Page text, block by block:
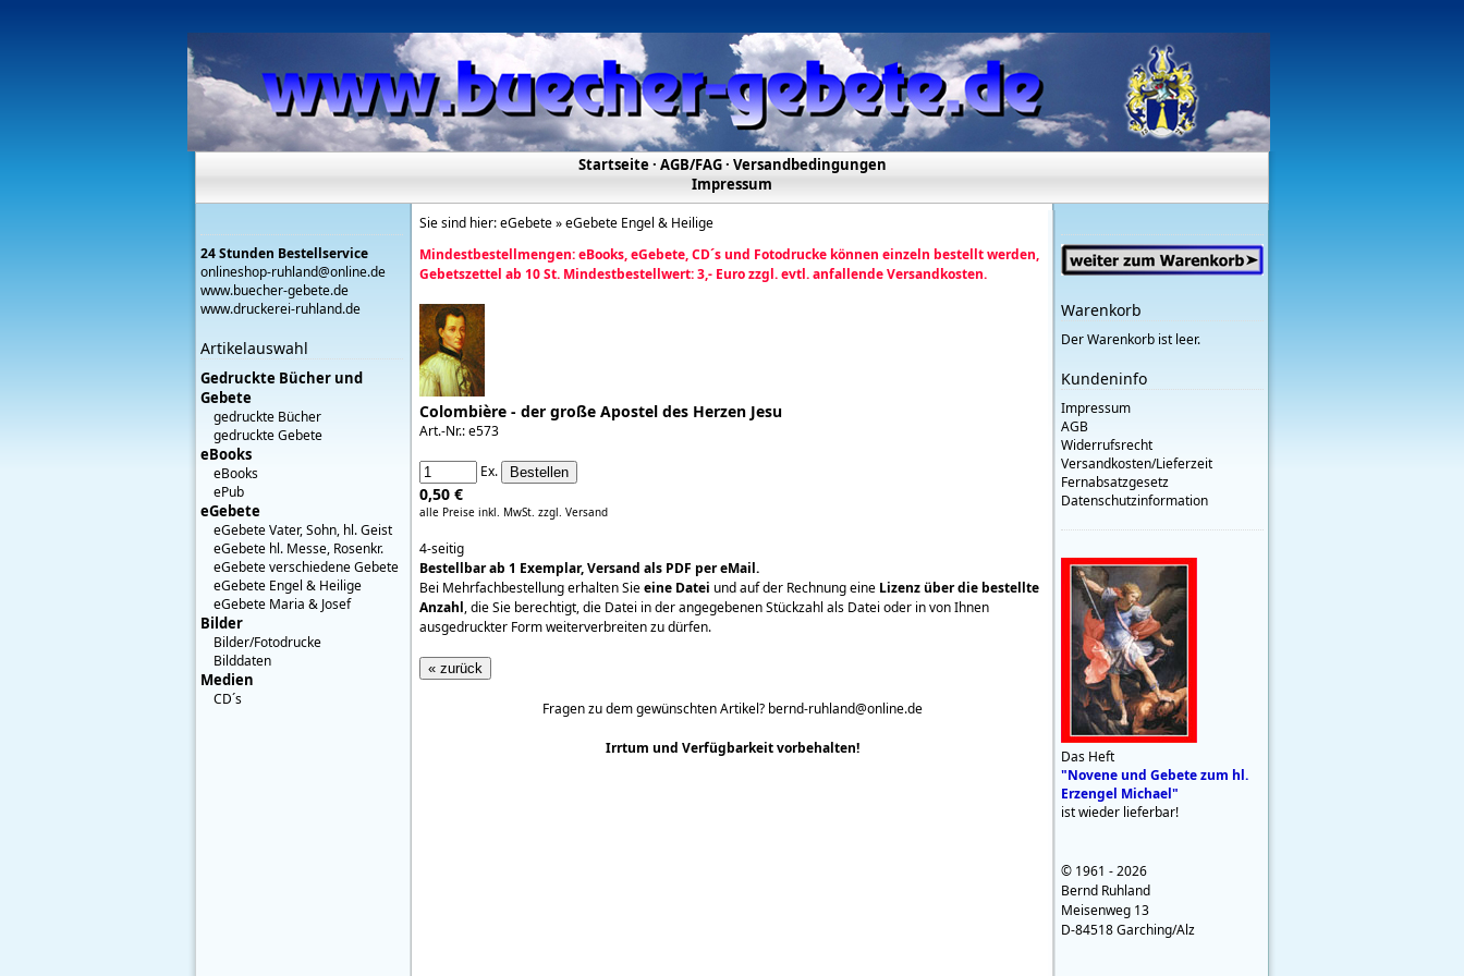
Startseite· AGB/FAG· Versandbedingungen
Impressum
24 Stunden Bestellservice
onlineshop-ruhland@online.de
www.buecher-gebete.de
www.druckerei-ruhland.de
Artikelauswahl
Gedruckte Bücher und
Gebete
gedruckte Bücher
gedruckte Gebete
eBooks
eBooks
ePub
eGebete
eGebete Vater, Sohn, hl. Geist
eGebete hl. Messe, Rosenkr.
eGebete verschiedene Gebete
eGebete Engel & Heilige
eGebete Maria & Josef
Bilder
Bilder/Fotodrucke
Bilddaten
Medien
CD´s
Sie sind hier:eGebete » eGebete Engel & Heilige
Mindestbestellmengen:eBooks, eGebete, CD´s und Fotodrucke können einzeln bestellt werden,
Gebetszettel ab 10 St. Mindestbestellwert: 3,- Euro zzgl. evtl. anfallende Versandkosten.
Colombière - der große Apostel des Herzen Jesu
Art.-Nr.: e573
Ex.
0,50 €
alle Preise inkl. MwSt. zzgl. Versand
4-seitig
Bestellbar ab 1 Exemplar, Versand als PDF per eMail.
Bei Mehrfachbestellung erhalten Sieeine Datei und auf der Rechnung eine Lizenz über die bestellte
Anzahl, die Sie berechtigt, die Datei in der angegebenen Stückzahl als Datei oder in von Ihnen
ausgedruckter Form weiterverbreiten zu dürfen.
« zurück
Fragen zu dem gewünschten Artikel? bernd-ruhland@online.de
Irrtum und Verfügbarkeit vorbehalten!
Warenkorb
Der Warenkorb ist leer.
Kundeninfo
Impressum
AGB
Widerrufsrecht
Versandkosten/Lieferzeit
Fernabsatzgesetz
Datenschutzinformation
Das Heft
"Novene und Gebete zum hl.
Erzengel Michael"
ist wieder lieferbar!
© 1961 - 2026
Bernd Ruhland
Meisenweg 13
D-84518 Garching/Alz